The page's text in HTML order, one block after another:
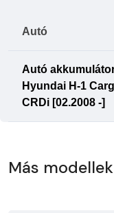
Autó
Autó
Hyundai H-1
CRDi [02.2008 -]
Más